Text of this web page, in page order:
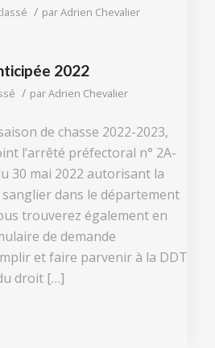
/ parAdrien Chevalier
2022
/ parAdrien Chevalier
de chasse 2022-2023,
l’arrêté préfectoral n° 2A-
30 mai 2022 autorisant la
dans le département
trouverez également en
de demande
et faire parvenir à la DDT
droit […]